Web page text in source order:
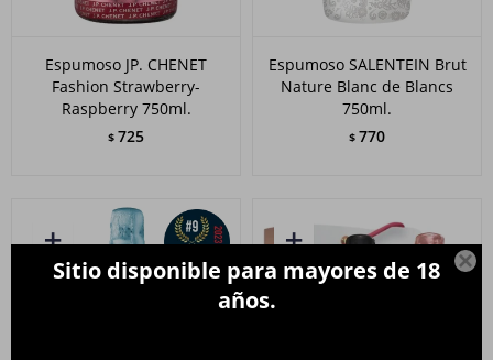

Sitio disponible para mayores de 18
años.
Espumoso JP. CHENET
Fashion Strawberry-
Raspberry 750ml.
$ 725
Espumoso SALENTEIN Brut
Nature Blanc de Blancs
750ml.
$ 770